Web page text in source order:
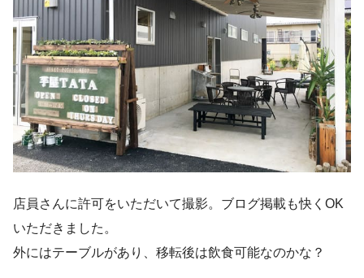
店員さんに許可をいただいて撮影。ブログ掲載も快くOK
いただきました。
外にはテーブルがあり、移転後は飲食可能なのかな？